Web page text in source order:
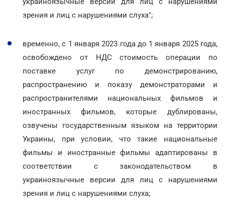
зрения и лиц с нарушениями слуха";
временно, с 1 января 2023 года до 1 января 2025 года,
освобождено от НДС стоимость операции по
поставке услуг по демонстрированию,
распространению и показу демонстраторами и
распространителями национальных фильмов и
иностранных фильмов, которые дублированы,
озвучены государственным языком на территории
Украины, при условии, что такие национальные
фильмы и иностранные фильмы адаптированы в
соответствии с законодательством в
украиноязычные версии для лиц с нарушениями
зрения и лиц с нарушениями слуха;